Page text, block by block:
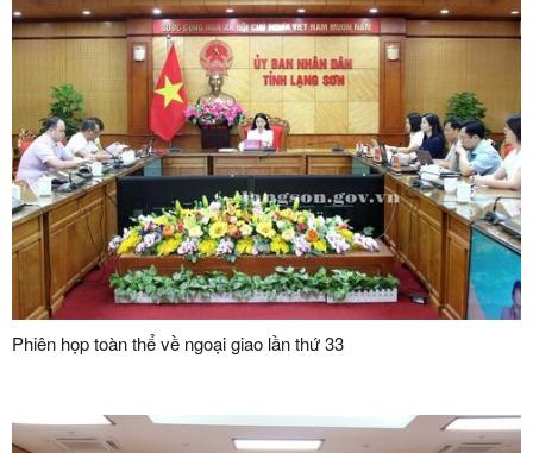
Phiên họp toàn thể về ngoại giao lần thứ 33